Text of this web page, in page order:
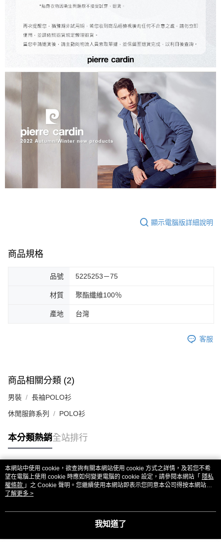
顯示電腦版詳細說明
商品規格
品號 5225253－75
材質 聚酯纖維100％
產地 台灣
客服
商品相關分類 (2)
男裝 長袖POLO衫
休閒服飾系列 POLO衫
本分類熱銷全站排行
熱門標籤
本網站中使用 cookie，欲查詢有關本網站使用 cookie 方式之詳情，及若您不希
望在電腦上使用 cookie 時應如何變更電腦的 cookie 設定，請參閱本網站「 隱私
權條款 」之 Cookie 聲明。您繼續使用本網站即表示您同意本公司得按本網站使
用條款之 Cookie 聲明使用 cookie。
了解更多 >
我知道了